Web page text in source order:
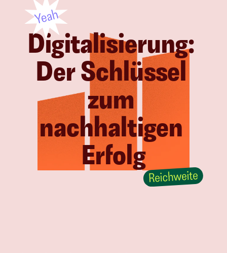
Digitalisierung:
Der Schlüssel
zum
nachhaltigen
Erfolg